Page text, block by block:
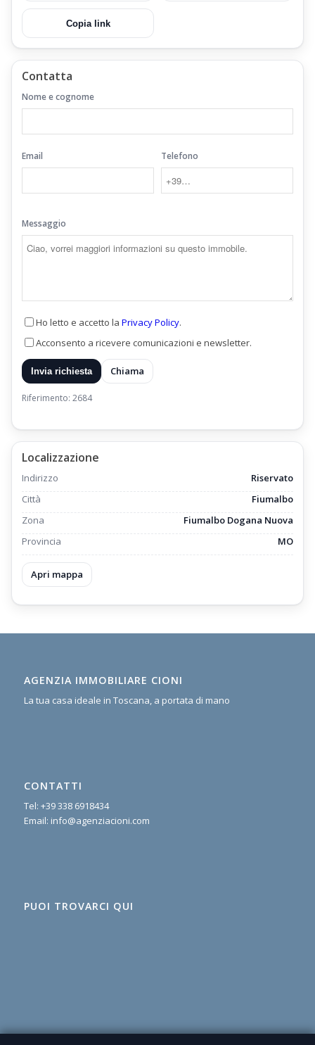
Copia link
Contatta
Nome e cognome
Email Telefono
Messaggio
Ho letto e accetto la Privacy Policy.
Acconsento a ricevere comunicazioni e newsletter.
Invia richiesta Chiama
Riferimento: 2684
Localizzazione
Indirizzo
Riservato
Città
Fiumalbo
Zona
Fiumalbo Dogana Nuova
Provincia
MO
Apri mappa
AGENZIA IMMOBILIARE CIONI
La tua casa ideale in Toscana, a portata di mano
CONTATTI
Tel: +39 338 6918434
Email: info@agenziacioni.com
PUOI TROVARCI QUI